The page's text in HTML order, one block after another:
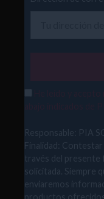
Responsable: PIA
Finalidad: Contestar
través del presente
solicitada. Siempre
enviaremos
productos